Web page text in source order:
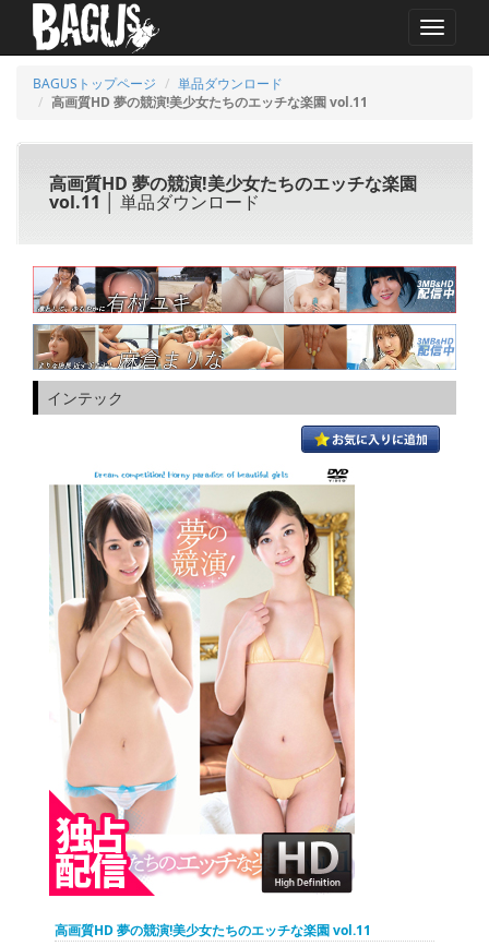
MENU
BAGUSトップページ
単品ダウンロード
高画質HD 夢の競演!美少女たちのエッチな楽園 vol.11
高画質HD 夢の競演!美少女たちのエッチな楽園
vol.11 │ 単品ダウンロード
インテック
高画質HD 夢の競演!美少女たちのエッチな楽園 vol.11